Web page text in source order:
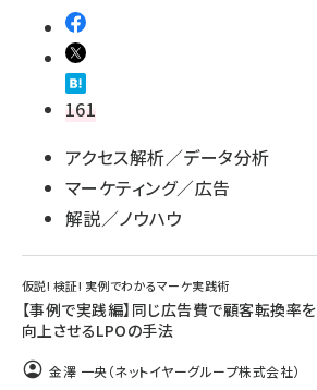
161
アクセス解析／データ分析
マーケティング／広告
解説／ノウハウ
仮説! 検証! 実例でわかるマーケ実践術
【事例で実践編】同じ広告費で顧客転換率を
向上させるLPOの手法
金澤 一央（ネットイヤーグループ株式会社）